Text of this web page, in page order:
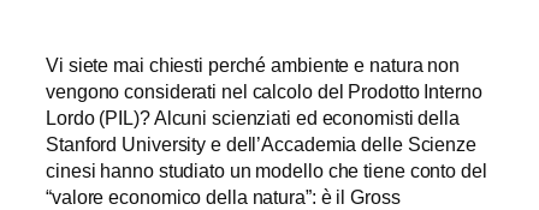
Vi siete mai chiesti perché ambiente e natura non
vengono considerati nel calcolo del Prodotto Interno
Lordo (PIL)? Alcuni scienziati ed economisti della
Stanford University e dell’Accademia delle Scienze
cinesi hanno studiato un modello che tiene conto del
“valore economico della natura”: è il Gross